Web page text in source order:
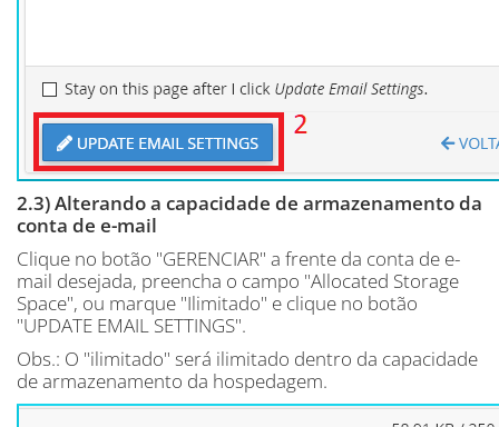
2.3) Alterando a capacidade de armazenamento da
conta de e-mail
Clique no botão "GERENCIAR" a frente da conta de e-
mail desejada, preencha o campo "Allocated Storage
Space", ou marque "Ilimitado" e clique no botão
"UPDATE EMAIL SETTINGS".
Obs.: O "ilimitado" será ilimitado dentro da capacidade
de armazenamento da hospedagem.